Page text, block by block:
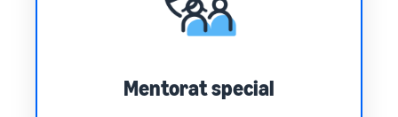
Mentorat special